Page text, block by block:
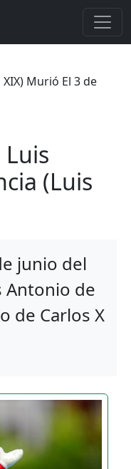
ayuda a la
Murió El 3 de
(Luis
junio del
Antonio de
de Carlos X